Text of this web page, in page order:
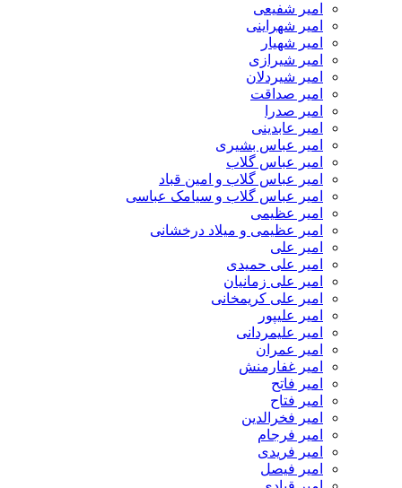
امیر شفیعی
امیر شهراینی
امیر شهیار
امیر شیرازی
امیر شیردلان
امیر صداقت
امیر صدرا
امیر عابدینی
امیر عباس بشیری
امیر عباس گلاب
امیر عباس گلاب و امین قباد
امیر عباس گلاب و سیامک عباسی
امیر عظیمی
امیر عظیمی و میلاد درخشانی
امیر علی
امیر علی حمیدی
امیر علی زمانیان
امیر علی کریمخانی
امیر علیپور
امیر علیمردانی
امیر عمران
امیر غفارمنش
امیر فاتح
امیر فتاح
امیر فخرالدین
امیر فرجام
امیر فریدی
امیر فیصل